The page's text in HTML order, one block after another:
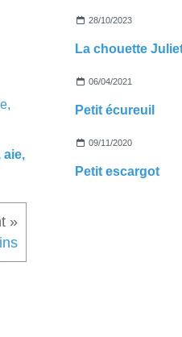
aie,
28/10/2023
La chouette
06/04/2021
Petit écureuil
09/11/2020
Petit escargot